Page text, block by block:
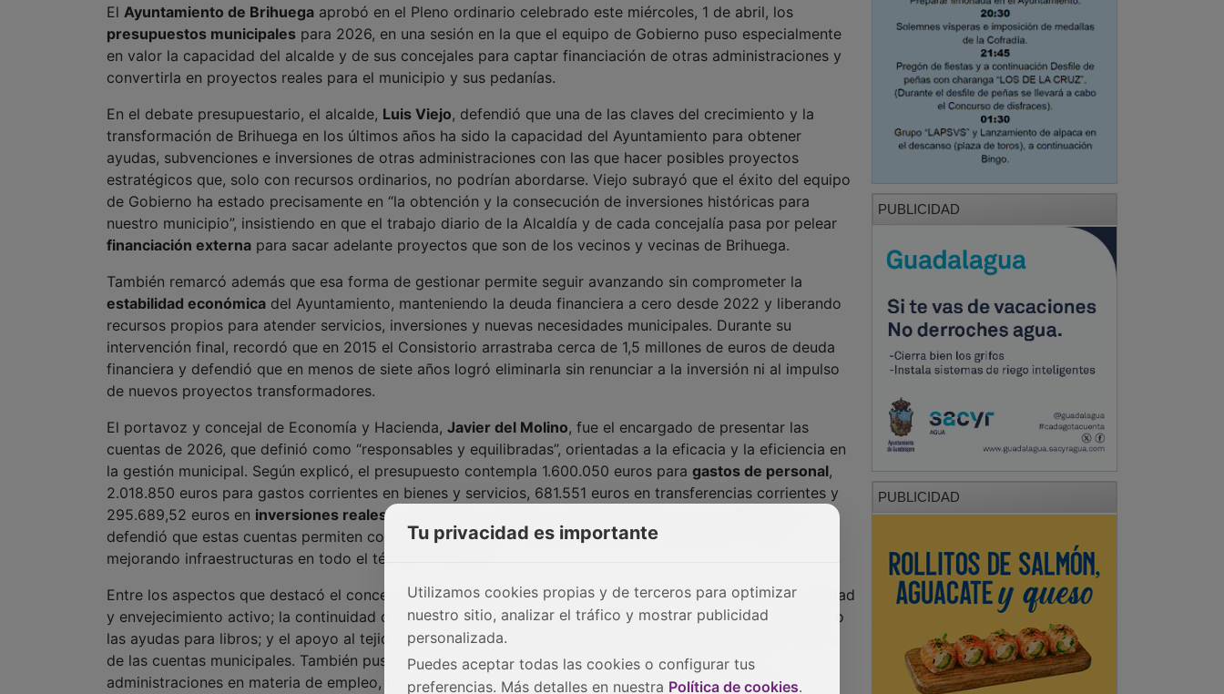
El Ayuntamiento de Brihuega aprobó en el Pleno ordinario celebrado este miércoles, 1 de abril, los
presupuestos municipales para 2026, en una sesión en la que el equipo de Gobierno puso especialmente
en valor la capacidad del alcalde y de sus concejales para captar financiación de otras administraciones y
convertirla en proyectos reales para el municipio y sus pedanías.
En el debate presupuestario, el alcalde, Luis Viejo, defendió que una de las claves del crecimiento y la
transformación de Brihuega en los últimos años ha sido la capacidad del Ayuntamiento para obtener
ayudas, subvenciones e inversiones de otras administraciones con las que hacer posibles proyectos
estratégicos que, solo con recursos ordinarios, no podrían abordarse. Viejo subrayó que el éxito del equipo
de Gobierno ha estado precisamente en “la obtención y la consecución de inversiones históricas para
nuestro municipio”, insistiendo en que el trabajo diario de la Alcaldía y de cada concejalía pasa por pelear
financiación externa para sacar adelante proyectos que son de los vecinos y vecinas de Brihuega.
También remarcó además que esa forma de gestionar permite seguir avanzando sin comprometer la
estabilidad económica del Ayuntamiento, manteniendo la deuda financiera a cero desde 2022 y liberando
recursos propios para atender servicios, inversiones y nuevas necesidades municipales. Durante su
intervención final, recordó que en 2015 el Consistorio arrastraba cerca de 1,5 millones de euros de deuda
financiera y defendió que en menos de siete años logró eliminarla sin renunciar a la inversión ni al impulso
de nuevos proyectos transformadores.
El portavoz y concejal de Economía y Hacienda, Javier del Molino, fue el encargado de presentar las
cuentas de 2026, que definió como “responsables y equilibradas”, orientadas a la eficacia y la eficiencia en
la gestión municipal. Según explicó, el presupuesto contempla 1.600.050 euros para gastos de personal,
2.018.850 euros para gastos corrientes en bienes y servicios, 681.551 euros en transferencias corrientes y
295.689,52 euros en inversiones reales, manteniendo además la deuda financiera a cero. Del Molino
defendió que estas cuentas permiten consolidar servicios, reforzar programas municipales y seguir
mejorando infraestructuras en todo el término municipal.
Entre los aspectos que destacó el concejal figuran el mantenimiento de programas como juventud, igualdad
y envejecimiento activo; la continuidad de ayudas sociales como elcheque bebé, el banco de alimentos o
las ayudas para libros; y el apoyo al tejido asociativo local, que vuelve a tener un papel destacado dentro
de las cuentas municipales. También puso en valor la apuesta por seguir colaborando con otras
administraciones en materia de empleo, formación y prestación de servicios, así como la mejora de
PUBLICIDAD
PUBLICIDAD
Tu privacidad es importante
Utilizamos cookies propias y de terceros para optimizar
nuestro sitio, analizar el tráfico y mostrar publicidad
personalizada.
Puedes aceptar todas las cookies o configurar tus
preferencias. Más detalles en nuestra Política de cookies.